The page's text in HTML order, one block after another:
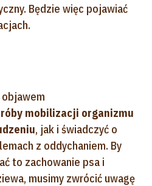
Będzie więc pojawiać
mobilizacji organizmu
, jak i świadczyć o
z oddychaniem. By
to zachowanie psa i
musimy zwrócić uwagę